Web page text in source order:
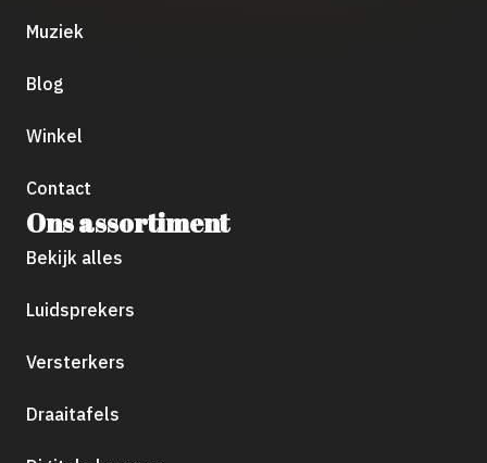
Muziek
Blog
Winkel
Contact
Ons assortiment
Bekijk alles
Luidsprekers
Versterkers
Draaitafels